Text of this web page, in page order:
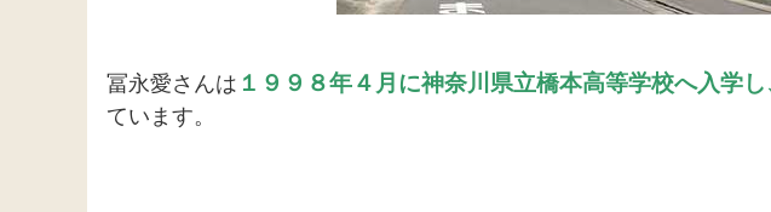
冨永愛さんは １９９８年４月に神奈川県立橋本高等学校へ入学
ています。